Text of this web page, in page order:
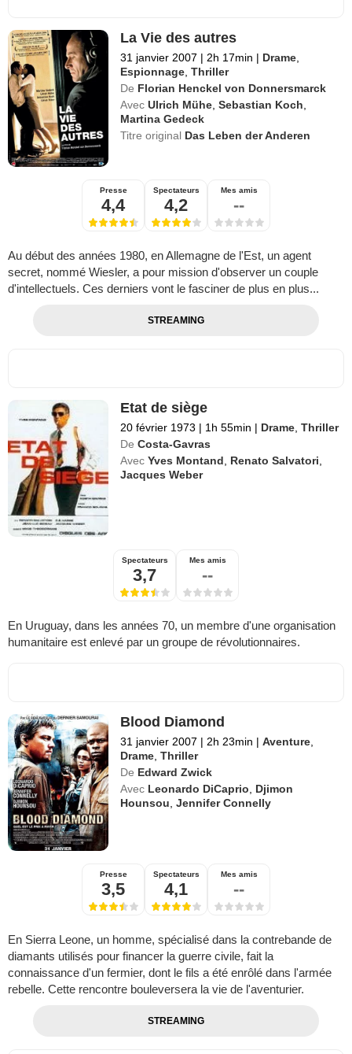
La Vie des autres
31 janvier 2007 | 2h 17min | Drame
Espionnage ,Thriller
De Florian Henckel von Donnersmarck
Avec Ulrich Mühe ,Sebastian Koch
Martina Gedeck
Titre original Das Leben der Anderen
Presse
4,4
Spectateurs
4,2
Mes amis
--
Au début des années 1980, en Allemagne de l'Est, un agent
secret, nommé Wiesler, a pour mission d'observer un couple
d'intellectuels. Ces derniers vont le fasciner de plus en plus...
STREAMING
Etat de siège
20 février 1973 | 1h 55min | Drame ,Thriller
De Costa-Gavras
Avec Yves Montand Renato Salvatori
Jacques Weber
Spectateurs
3,7
Mes amis
--
En Uruguay, dans les années 70, un membre d'une organisation
humanitaire est enlevé par un groupe de révolutionnaires.
Blood Diamond
31 janvier 2007 | 2h 23min | Aventure
Drame ,Thriller
De Edward Zwick
Avec Leonardo DiCaprio
Djimon
Hounsou ,Jennifer Connelly
Presse
3,5
Spectateurs
4,1
Mes amis
--
En Sierra Leone, un homme, spécialisé dans la contrebande de
diamants utilisés pour financer la guerre civile, fait la
connaissance d'un fermier, dont le fils a été enrôlé dans l'armée
rebelle. Cette rencontre bouleversera la vie de l'aventurier.
STREAMING